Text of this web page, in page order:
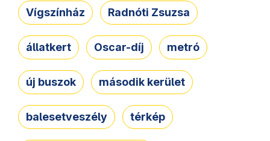
Vígszínház Radnóti Zsuzsa
állatkert Oscar-díj metró
új buszok második kerület
balesetveszély térkép